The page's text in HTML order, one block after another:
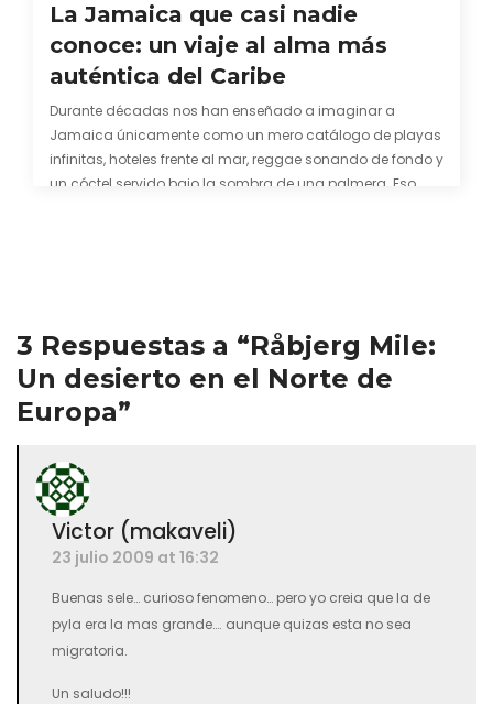
La Jamaica que casi nadie
conoce: un viaje al alma más
auténtica del Caribe
Durante décadas nos han enseñado a imaginar a
Jamaica únicamente como un mero catálogo de playas
infinitas, hoteles frente al mar, reggae sonando de fondo y
un cóctel servido bajo la sombra de una palmera. Eso
3 Respuestas a “Råbjerg Mile:
Un desierto en el Norte de
Europa”
Victor (makaveli)
23 julio 2009 at 16:32
Buenas sele… curioso fenomeno… pero yo creia que la de
pyla era la mas grande…. aunque quizas esta no sea
migratoria.
Un saludo!!!